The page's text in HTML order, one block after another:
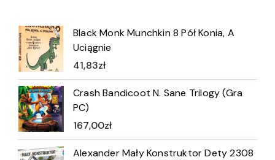
Black Monk Munchkin 8 Pół Konia, A
Uciągnie
41,83zł
Crash Bandicoot N. Sane Trilogy (Gra
PC)
167,00zł
Alexander Mały Konstruktor Dety 2308